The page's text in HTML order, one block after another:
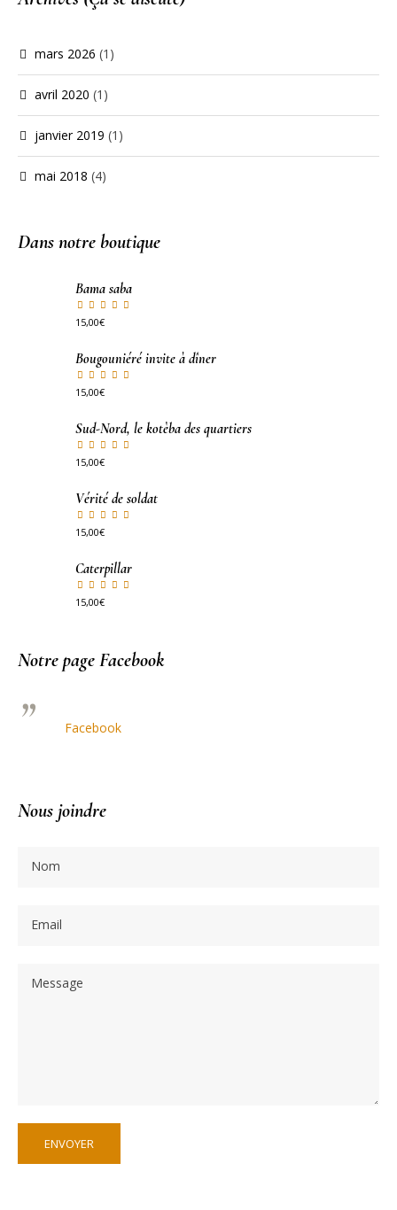
mars 2026 (1)
avril 2020 (1)
janvier 2019 (1)
mai 2018 (4)
Dans notre boutique
Bama saba
15,00€
Bougouniéré invite à dîner
15,00€
Sud-Nord, le kotèba des quartiers
15,00€
Vérité de soldat
15,00€
Caterpillar
15,00€
Notre page Facebook
Facebook
Nous joindre
Nom
Email
Message
ENVOYER